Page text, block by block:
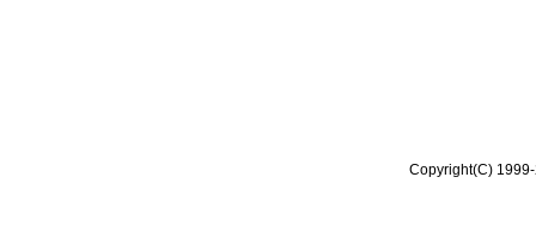
Copyright(C)